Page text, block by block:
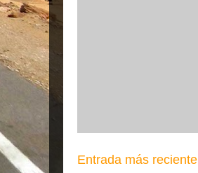
Entrada más reciente